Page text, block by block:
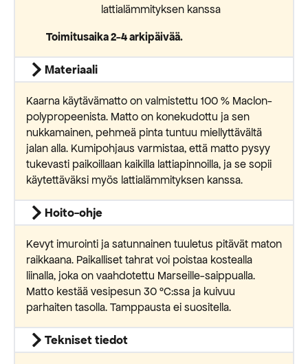
lattialämmityksen kanssa
Toimitusaika 2-4 arkipäivää.
Materiaali
Kaarna käytävämatto on valmistettu 100 % Maclon-
polypropeenista. Matto on konekudottu ja sen
nukkamainen, pehmeä pinta tuntuu miellyttävältä
jalan alla. Kumipohjaus varmistaa, että matto pysyy
tukevasti paikoillaan kaikilla lattiapinnoilla, ja se sopii
käytettäväksi myös lattialämmityksen kanssa.
Hoito-ohje
Kevyt imurointi ja satunnainen tuuletus pitävät maton
raikkaana. Paikalliset tahrat voi poistaa kostealla
liinalla, joka on vaahdotettu Marseille-saippualla.
Matto kestää vesipesun 30 °C:ssa ja kuivuu
parhaiten tasolla. Tamppausta ei suositella.
Tekniset tiedot